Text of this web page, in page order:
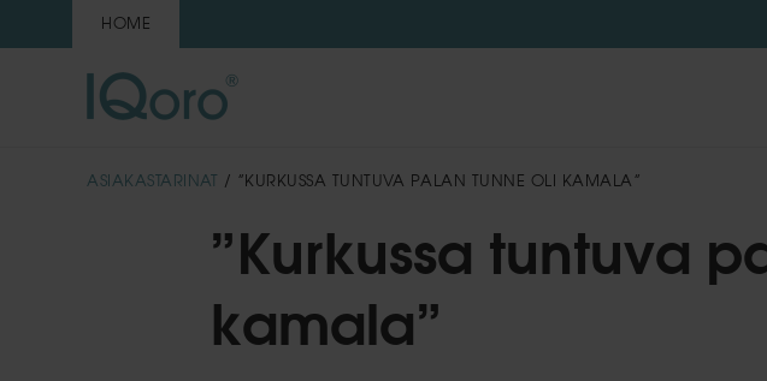
HOME
ASIAKASTARINAT / ”KURKUSSA TUNTUVA PALAN TUNNE OLI KAMALA”
”Kurkussa tuntuva
kamala”